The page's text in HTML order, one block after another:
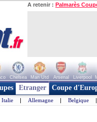
A retenir : Palmarès
Chelsea Man Utd Arsenal Liverpool
Etranger Coupe
Italie | Allemagne | Belgique |